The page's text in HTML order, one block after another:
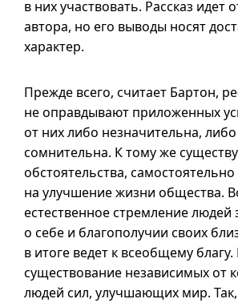
в них участвовать. Рассказ идет
автора, но его выводы носят
характер.
Прежде всего, считает Бартон,
не оправдывают приложенных
от них либо незначительна,
сомнительна. К тому же
обстоятельства,
на улучшение жизни общества.
естественное стремление людей
о себе и благополучии своих
в итоге ведет к всеобщему
существование независимых от
людей сил, улучшающих мир. Так,